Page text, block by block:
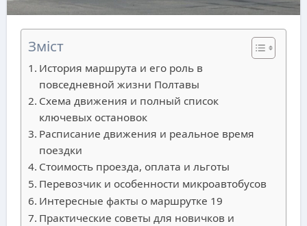
Зміст
История маршрута и его роль в
повседневной жизни Полтавы
Схема движения и полный список
ключевых остановок
Расписание движения и реальное время
поездки
Стоимость проезда, оплата и льготы
Перевозчик и особенности микроавтобусов
Интересные факты о маршрутке 19
Практические советы для новичков и